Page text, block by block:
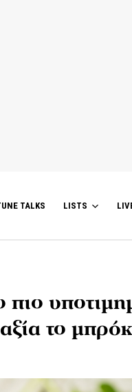
TALKS LISTS
πιο
το